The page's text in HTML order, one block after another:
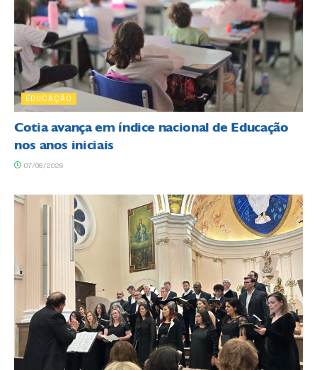
EDUCAÇÃO
Cotia avança em índice nacional de Educação
nos anos iniciais
07/08/2026